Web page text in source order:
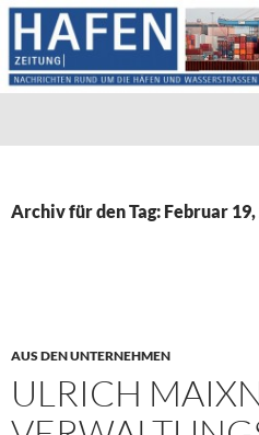
Archiv für den Tag: Februar 19,
AUS DEN UNTERNEHMEN
ULRICH